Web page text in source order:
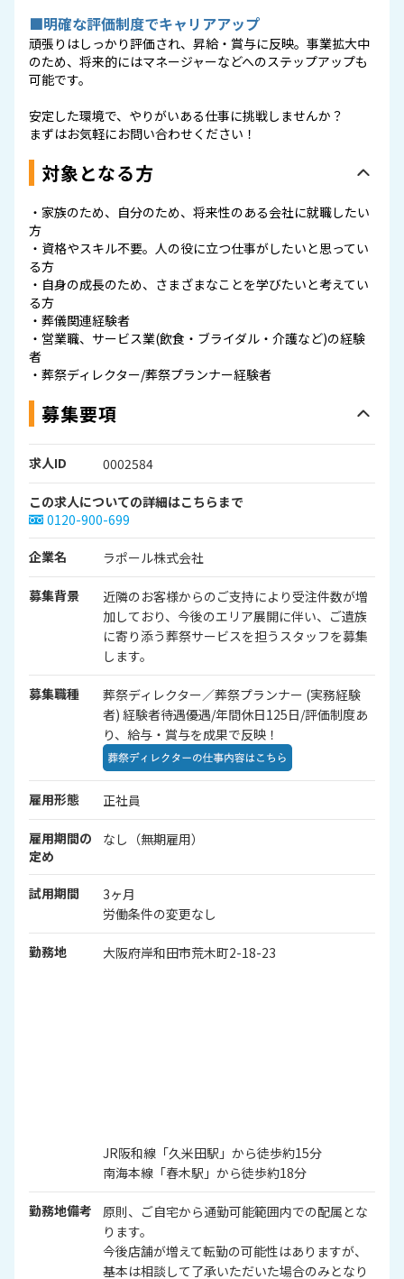
■明確な評価制度でキャリアアップ
頑張りはしっかり評価され、昇給・賞与に反映。事業拡大中
のため、将来的にはマネージャーなどへのステップアップも
可能です。
安定した環境で、やりがいある仕事に挑戦しませんか？
まずはお気軽にお問い合わせください！
対象となる方
・家族のため、自分のため、将来性のある会社に就職したい
方
・資格やスキル不要。人の役に立つ仕事がしたいと思ってい
る方
・自身の成長のため、さまざまなことを学びたいと考えてい
る方
・葬儀関連経験者
・営業職、サービス業(飲食・ブライダル・介護など)の経験
者
・葬祭ディレクター/葬祭プランナー経験者
募集要項
求人ID 0002584
この求人についての詳細はこちらまで
0120-900-699
企業名 ラポール株式会社
募集背景
近隣のお客様からのご支持により受注件数が増
加しており、今後のエリア展開に伴い、ご遺族
に寄り添う葬祭サービスを担うスタッフを募集
します。
募集職種
葬祭ディレクター／葬祭プランナー (実務経験
者) 経験者待遇優遇/年間休日125日/評価制度あ
り、給与・賞与を成果で反映！
雇用形態 正社員
雇用期間の
定め
なし（無期雇用）
試用期間
3ヶ月
労働条件の変更なし
勤務地 大阪府岸和田市荒木町2-18-23
JR阪和線「久米田駅」から徒歩約15分
南海本線「春木駅」から徒歩約18分
勤務地備考
原則、ご自宅から通勤可能範囲内での配属とな
ります。
今後店舗が増えて転勤の可能性はありますが、
基本は相談して了承いただいた場合のみとなり